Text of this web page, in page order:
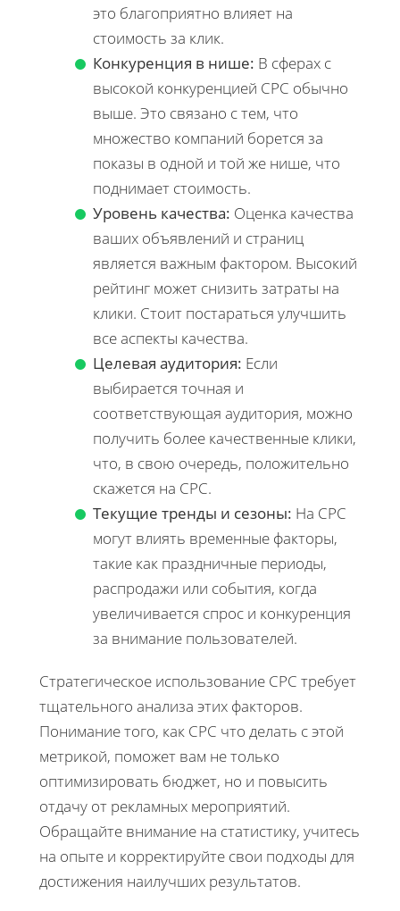
это благоприятно влияет на
стоимость за клик.
Конкуренция в нише: В сферах с
высокой конкуренцией CPC обычно
выше. Это связано с тем, что
множество компаний борется за
показы в одной и той же нише, что
поднимает стоимость.
Уровень качества: Оценка качества
ваших объявлений и страниц
является важным фактором. Высокий
рейтинг может снизить затраты на
клики. Стоит постараться улучшить
все аспекты качества.
Целевая аудитория: Если
выбирается точная и
соответствующая аудитория, можно
получить более качественные клики,
что, в свою очередь, положительно
скажется на CPC.
Текущие тренды и сезоны: На CPC
могут влиять временные факторы,
такие как праздничные периоды,
распродажи или события, когда
увеличивается спрос и конкуренция
за внимание пользователей.
Стратегическое использование CPC требует
тщательного анализа этих факторов.
Понимание того, как CPC что делать с этой
метрикой, поможет вам не только
оптимизировать бюджет, но и повысить
отдачу от рекламных мероприятий.
Обращайте внимание на статистику, учитесь
на опыте и корректируйте свои подходы для
достижения наилучших результатов.